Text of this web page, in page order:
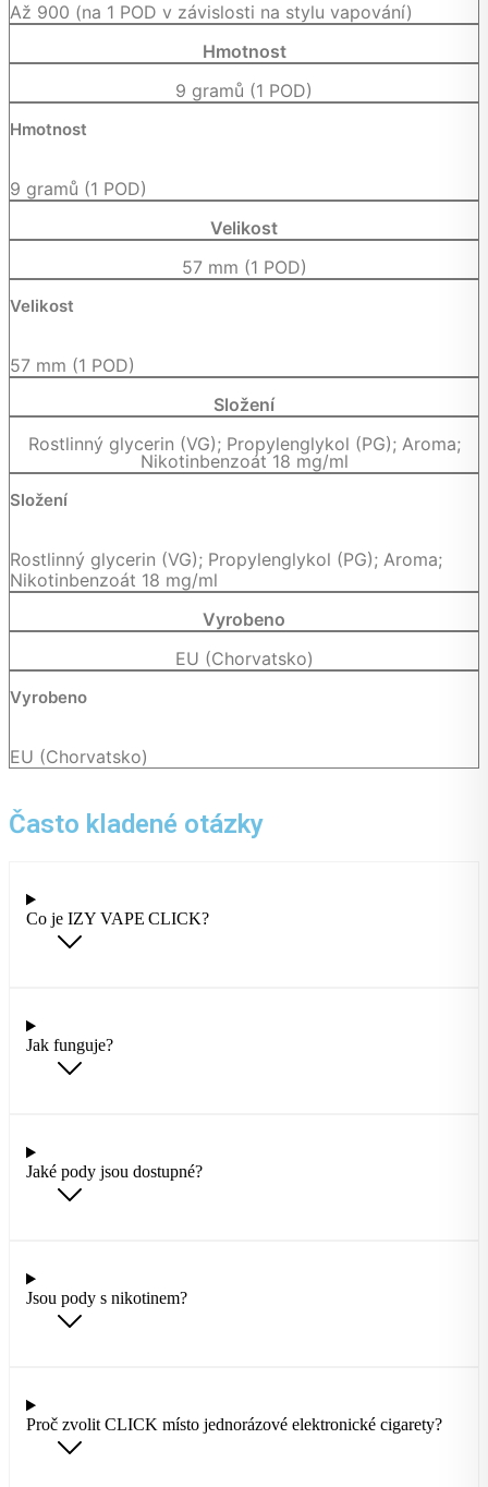
Až 900 (na 1 POD v závislosti na stylu vapování)
Hmotnost
9 gramů (1 POD)
Hmotnost
9 gramů (1 POD)
Velikost
57 mm (1 POD)
Velikost
57 mm (1 POD)
Složení
Rostlinný glycerin (VG); Propylenglykol (PG); Aroma;
Nikotinbenzoát 18 mg/ml
Složení
Rostlinný glycerin (VG); Propylenglykol (PG); Aroma;
Nikotinbenzoát 18 mg/ml
Vyrobeno
EU (Chorvatsko)
Vyrobeno
EU (Chorvatsko)
Často kladené otázky
Co je IZY VAPE CLICK?
Jak funguje?
Jaké pody jsou dostupné?
Jsou pody s nikotinem?
Proč zvolit CLICK místo jednorázové elektronické cigarety?